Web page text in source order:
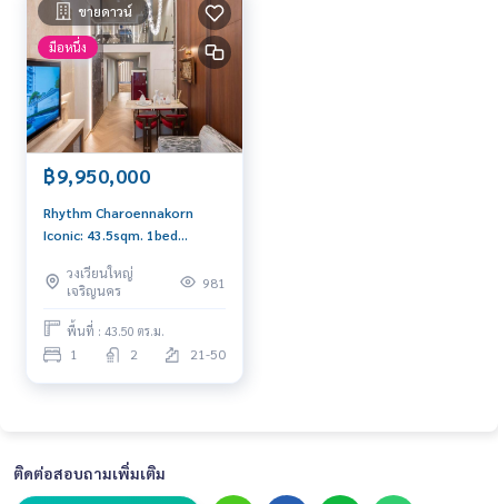
ขายดาวน์
มือหนึ่ง
฿9,950,000
Rhythm Charoennakorn
Iconic: 43.5sqm. 1bed
0656199198
วงเวียนใหญ่
เจริญนคร
981
พื้นที่ : 43.50 ตร.ม.
1 2 21-50
ติดต่อสอบถามเพิ่มเติม